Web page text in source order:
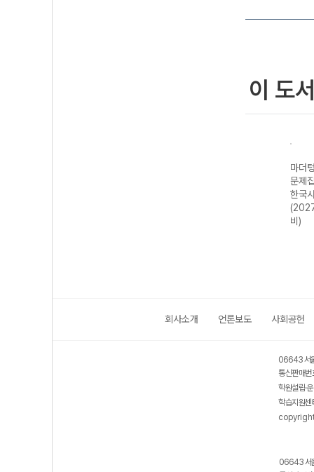
이 도
마더
문제
한국
비)
회사소개 언론보도 사회공헌
06643 서
통신판매
학원설립·
학습지원
06643 서